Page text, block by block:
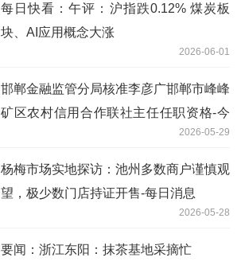
每日快看：午评：沪指跌0.12% 煤炭板
块、AI应用概念大涨
2026-06-01
邯郸金融监管分局核准李彦广邯郸市峰峰
矿区农村信用合作联社主任任职资格-今
2026-05-29
杨梅市场实地探访：池州多数商户谨慎观
望，极少数门店持证开售-每日消息
2026-05-28
要闻：浙江东阳：抹茶基地采摘忙